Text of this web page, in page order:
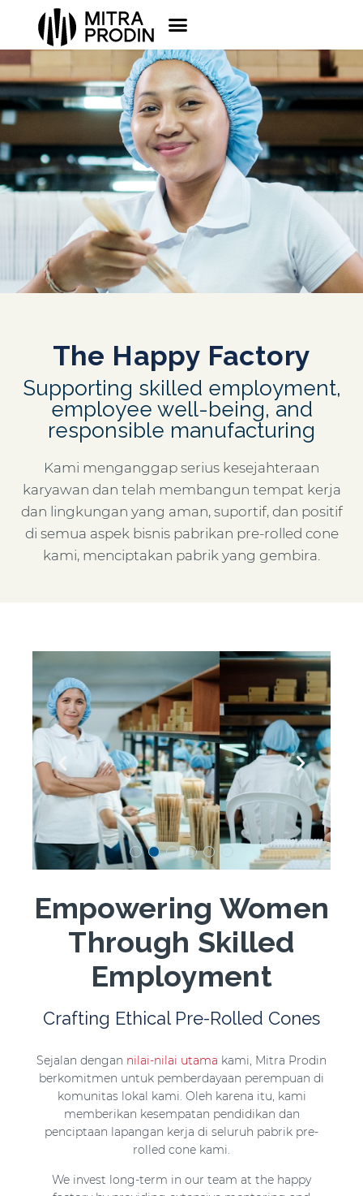
The Happy Factory
Supporting skilled employment,
employee well-being, and
responsible manufacturing
Kami menganggap serius kesejahteraan
karyawan dan telah membangun tempat kerja
dan lingkungan yang aman, suportif, dan positif
di semua aspek bisnis pabrikan pre-rolled cone
kami, menciptakan pabrik yang gembira.
Empowering Women
Through Skilled
Employment
Crafting Ethical Pre-Rolled Cones
Sejalan dengan nilai-nilai utama kami, Mitra Prodin
berkomitmen untuk pemberdayaan perempuan di
komunitas lokal kami. Oleh karena itu, kami
memberikan kesempatan pendidikan dan
penciptaan lapangan kerja di seluruh pabrik pre-
rolled cone kami.
We invest long-term in our team at the happy